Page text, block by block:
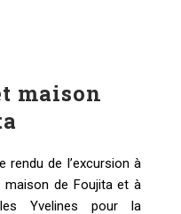
maison
rendu de l’excursion à
maison de Foujita et à
les Yvelines pour la